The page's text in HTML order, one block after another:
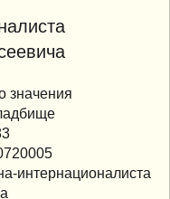
значения
интернационалиста